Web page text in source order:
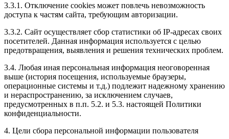
3.3.1. Отключение cookies может повлечь невозможность
доступа к частям сайта, требующим авторизации.
3.3.2. Сайт осуществляет сбор статистики об IP-адресах своих
посетителей. Данная информация используется с целью
предотвращения, выявления и решения технических проблем.
3.4. Любая иная персональная информация неоговоренная
выше (история посещения, используемые браузеры,
операционные системы и т.д.) подлежит надежному хранению
и нераспространению, за исключением случаев,
предусмотренных в п.п. 5.2. и 5.3. настоящей Политики
конфиденциальности.
4. Цели сбора персональной информации пользователя